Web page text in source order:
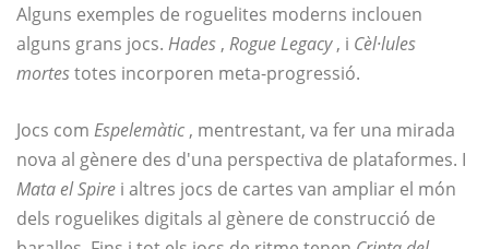
Alguns exemples de roguelites moderns inclouen
alguns grans jocs. Hades , Rogue Legacy, i Cèl·lules
mortestotes incorporen meta-progressió.
Jocs com Espelemàtic , mentrestant, va fer una mirada
nova al gènere des d'una perspectiva de plataformes. I
Mata el Spire i altres jocs de cartes van ampliar el món
dels roguelikes digitals al gènere de construcció de